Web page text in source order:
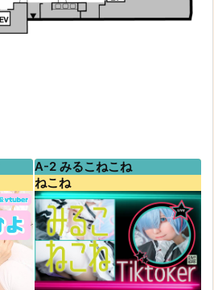
A-2 みるこねこね
ねこね